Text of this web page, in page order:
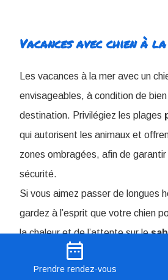
Vacances avec chien à
Les vacances à la mer avec un
envisageables, à condition de
destination. Privilégiez les plages
qui autorisent les animaux et
zones ombragées, afin de
sécurité.
Si vous aimez passer de longues
gardez à l’esprit que votre chien
la chaleur et de l’attente sur le
plages très fréquentées peuvent
source de stress, car la présence
date_range
Prendre rendez-vous